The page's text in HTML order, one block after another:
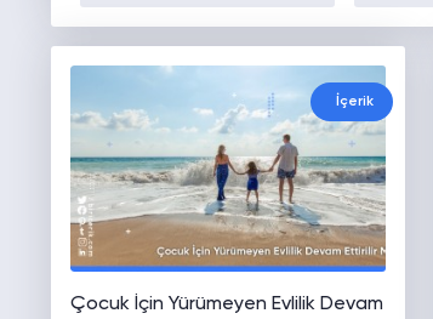
İçerik
Çocuk İçin Yürümeyen Evlilik Devam